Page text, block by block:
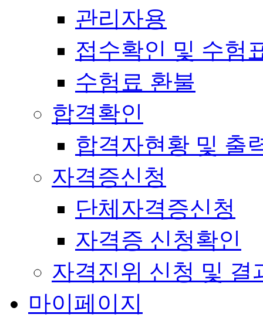
관리자용
접수확인 및 수험
수험료 환불
합격확인
합격자현황 및 출
자격증신청
단체자격증신청
자격증 신청확인
자격진위 신청 및 결
마이페이지